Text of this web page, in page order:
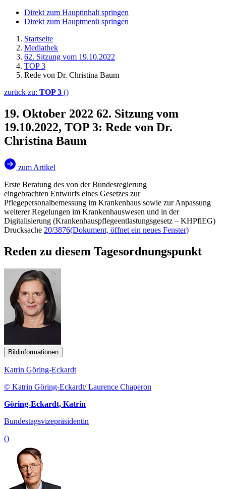
Direkt zum Hauptinhalt springen
Direkt zum Hauptmenü springen
Startseite
Mediathek
62. Sitzung vom 19.10.2022
TOP 3
Rede von Dr. Christina Baum
zurück zu: TOP 3 ()
19. Oktober 2022 62. Sitzung vom
19.10.2022, TOP 3: Rede von Dr.
Christina Baum
zum Artikel
Erste Beratung des von der Bundesregierung
eingebrachten Entwurfs eines Gesetzes zur
Pflegepersonalbemessung im Krankenhaus sowie zur Anpassung
weiterer Regelungen im Krankenhauswesen und in der
Digitalisierung (Krankenhauspflegeentlastungsgesetz – KHPflEG)
Drucksache 20/3876(Dokument, öffnet ein neues Fenster)
Reden zu diesem Tagesordnungspunkt
Bildinformationen
Katrin Göring-Eckardt
© Katrin Göring-Eckardt/ Laurence Chaperon
Göring-Eckardt, Katrin
Bundestagsvizepräsidentin
()